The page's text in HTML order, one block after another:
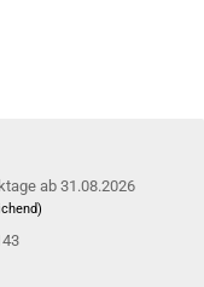
ab 31.08.2026